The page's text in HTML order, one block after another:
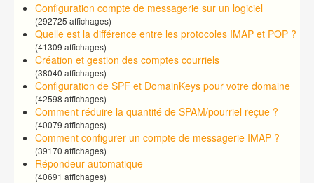
Configuration compte de messagerie sur un logiciel
(292725 affichages)
Quelle est la différence entre les protocoles IMAP et POP ?
(41309 affichages)
Création et gestion des comptes courriels
(38040 affichages)
Configuration de SPF et DomainKeys pour votre domaine
(42598 affichages)
Comment réduire la quantité de SPAM/pourriel reçue ?
(40079 affichages)
Comment configurer un compte de messagerie IMAP ?
(39170 affichages)
Répondeur automatique
(40691 affichages)